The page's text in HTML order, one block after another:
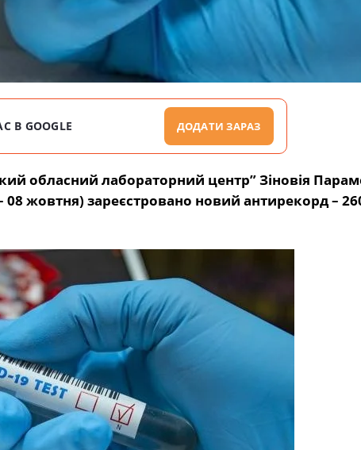
В GOOGLE ДОДАТИ ЗАРАЗ
обласний лабораторний центр” Зіновія
08 жовтня) зареєстровано новий антирекорд –